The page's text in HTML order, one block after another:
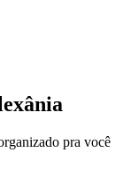
pra você